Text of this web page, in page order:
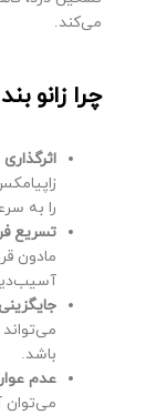
می‌کند.
چرا زانو
را به
تسریع
مادون
جایگزینی
می‌تواند
باشد.
عدم
می‌توان